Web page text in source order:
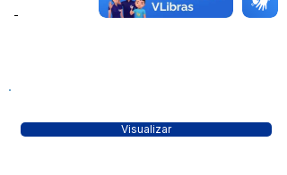
-
Visualizar